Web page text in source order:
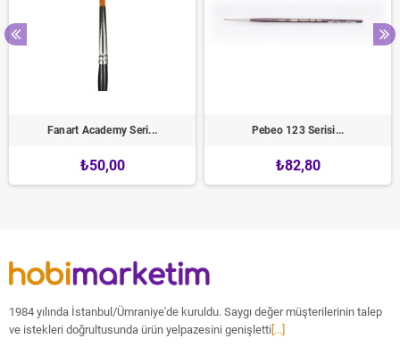
Fanart Academy Seri...
₺50,00
Pebeo 123 Serisi...
₺82,80
1984 yılında İstanbul/Ümraniye'de kuruldu. Saygı değer müşterilerinin talep
ve istekleri doğrultusunda ürün yelpazesini genişletti [...]